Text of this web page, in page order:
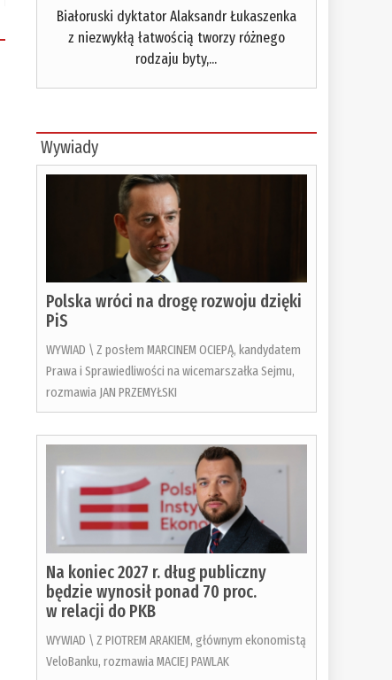
Białoruski dyktator Alaksandr Łukaszenka
z niezwykłą łatwością tworzy różnego
rodzaju byty,...
Wywiady
Polska wróci na drogę rozwoju dzięki
PiS
WYWIAD \ Z posłem MARCINEM OCIEPĄ, kandydatem
Prawa i Sprawiedliwości na wicemarszałka Sejmu,
rozmawia JAN PRZEMYŁSKI
Na koniec 2027 r. dług publiczny
będzie wynosił ponad 70 proc.
w relacji do PKB
WYWIAD \ Z PIOTREM ARAKIEM, głównym ekonomistą
VeloBanku, rozmawia MACIEJ PAWLAK